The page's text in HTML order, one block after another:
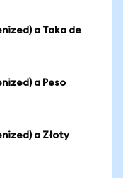
a Taka de
a Peso
a Złoty